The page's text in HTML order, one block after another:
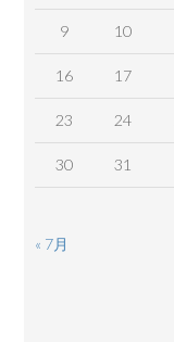
9 10
16 17
23 24
30 31
« 7月